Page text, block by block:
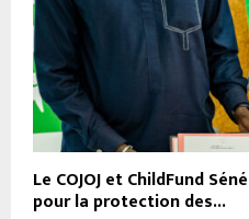
Le COJOJ et ChildFund
pour la protection des...